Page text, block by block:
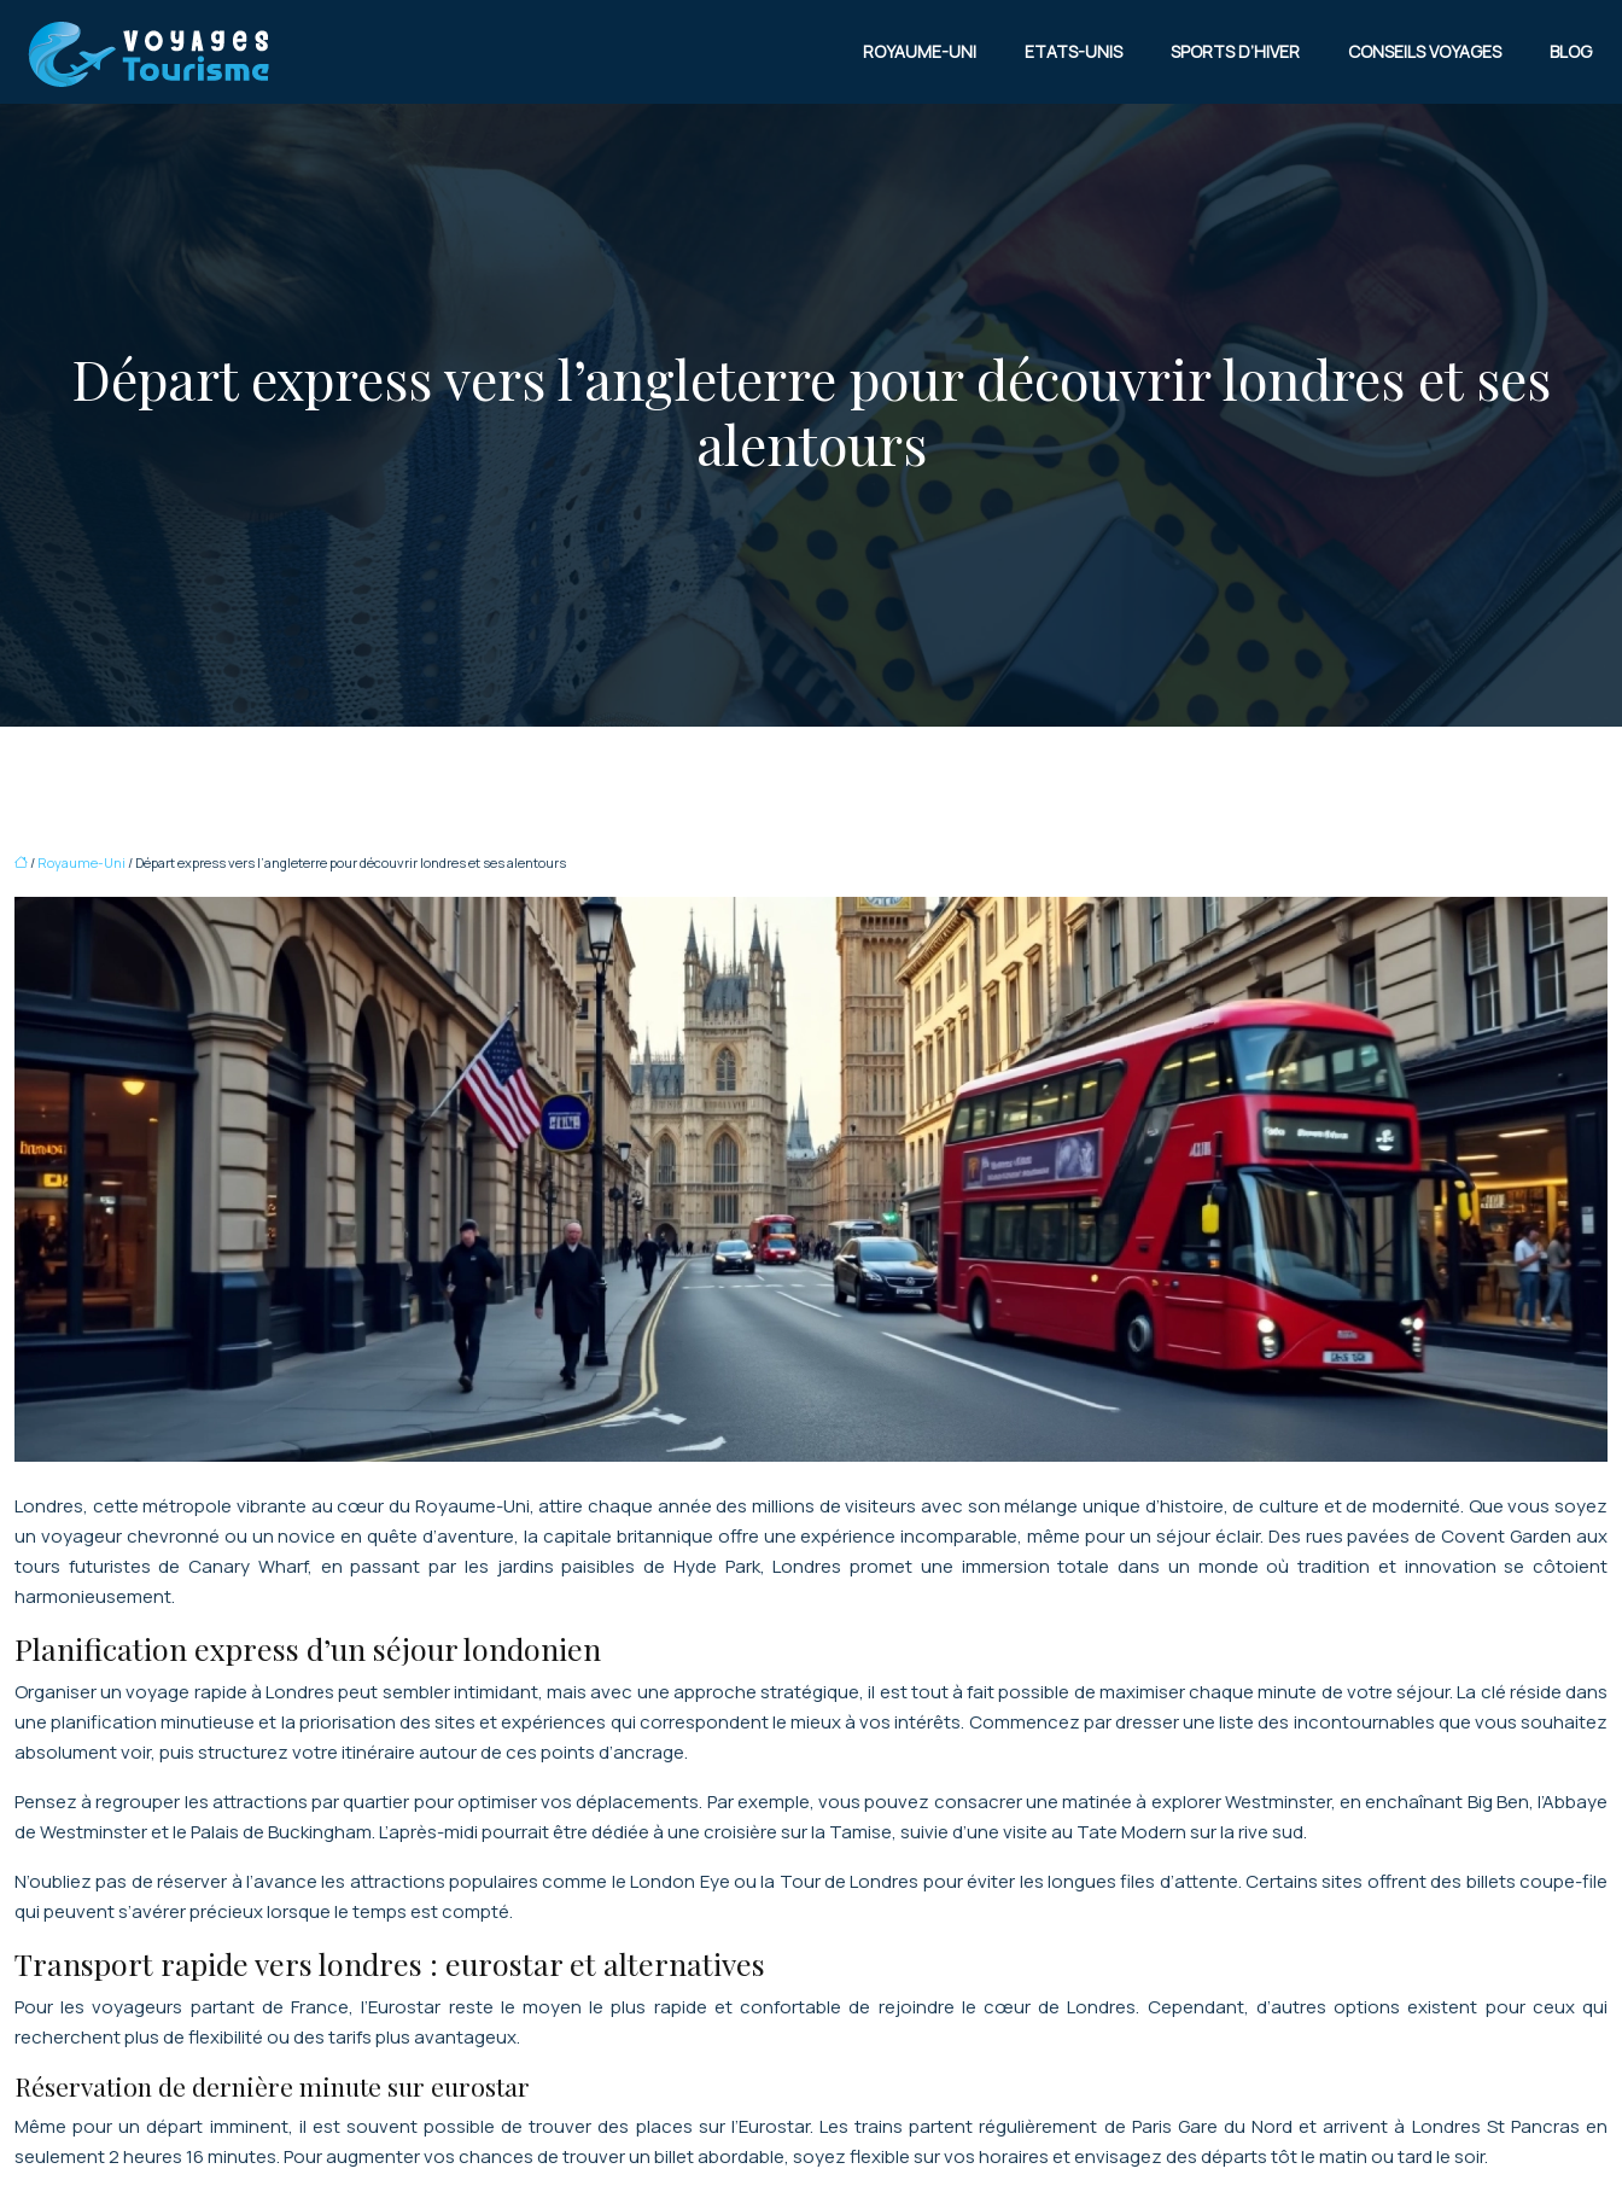
ROYAUME-UNI ETATS-UNIS SPORTS D’HIVER CONSEILS VOYAGES BLOG
Départ express vers l’angleterre pour découvrir londres et ses
alentours
/ Royaume-Uni / Départ express vers l’angleterre pour découvrir londres et ses alentours
Londres, cette métropole vibrante au cœur du Royaume-Uni, attire chaque année des millions de visiteurs avec son mélange unique d’histoire, de culture et de modernité. Que vous soyez
un voyageur chevronné ou un novice en quête d’aventure, la capitale britannique offre une expérience incomparable, même pour un séjour éclair. Des rues pavées de Covent Garden aux
tours futuristes de Canary Wharf, en passant par les jardins paisibles de Hyde Park, Londres promet une immersion totale dans un monde où tradition et innovation se côtoient
harmonieusement.
Planification express d’un séjour londonien
Organiser un voyage rapide à Londres peut sembler intimidant, mais avec une approche stratégique, il est tout à fait possible de maximiser chaque minute de votre séjour. La clé réside dans
une planification minutieuse et la priorisation des sites et expériences qui correspondent le mieux à vos intérêts. Commencez par dresser une liste des incontournables que vous souhaitez
absolument voir, puis structurez votre itinéraire autour de ces points d’ancrage.
Pensez à regrouper les attractions par quartier pour optimiser vos déplacements. Par exemple, vous pouvez consacrer une matinée à explorer Westminster, en enchaînant Big Ben, l’Abbaye
de Westminster et le Palais de Buckingham. L’après-midi pourrait être dédiée à une croisière sur la Tamise, suivie d’une visite au Tate Modern sur la rive sud.
N’oubliez pas de réserver à l’avance les attractions populaires comme le London Eye ou la Tour de Londres pour éviter les longues files d’attente. Certains sites offrent des billets coupe-file
qui peuvent s’avérer précieux lorsque le temps est compté.
Transport rapide vers londres : eurostar et alternatives
Pour les voyageurs partant de France, l’Eurostar reste le moyen le plus rapide et confortable de rejoindre le cœur de Londres. Cependant, d’autres options existent pour ceux qui
recherchent plus de flexibilité ou des tarifs plus avantageux.
Réservation de dernière minute sur eurostar
Même pour un départ imminent, il est souvent possible de trouver des places sur l’Eurostar. Les trains partent régulièrement de Paris Gare du Nord et arrivent à Londres St Pancras en
seulement 2 heures 16 minutes. Pour augmenter vos chances de trouver un billet abordable, soyez flexible sur vos horaires et envisagez des départs tôt le matin ou tard le soir.